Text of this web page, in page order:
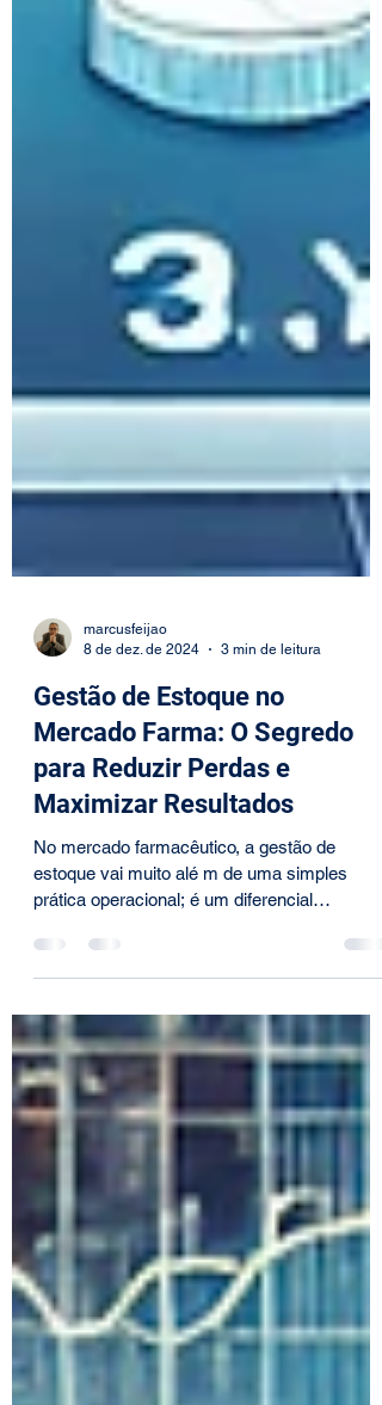
marcusfeijao
8 de dez. de 2024
3 min de leitura
Gestão de Estoque no
Mercado Farma: O Segredo
para Reduzir Perdas e
Maximizar Resultados
No mercado farmacêutico, a gestão de
prática operacional; é um diferencial
estratégico capaz de...